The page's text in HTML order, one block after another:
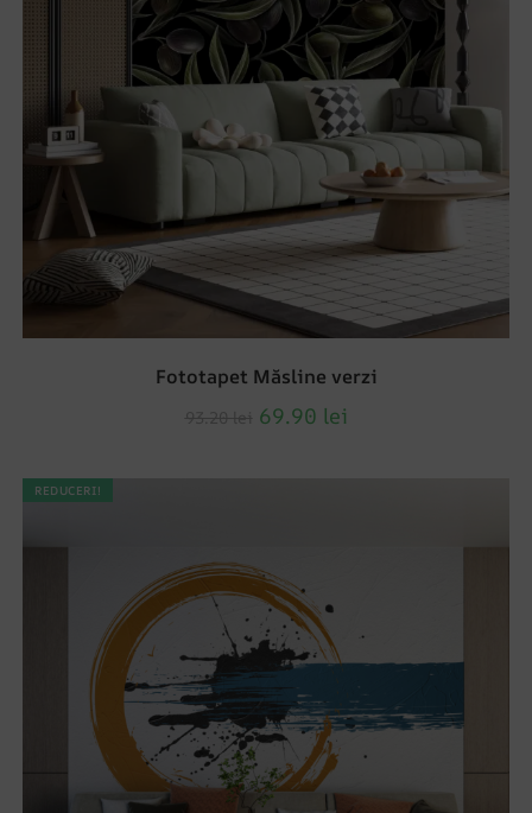
Fototapet Măsline verzi
69.90 lei
REDUCERI!